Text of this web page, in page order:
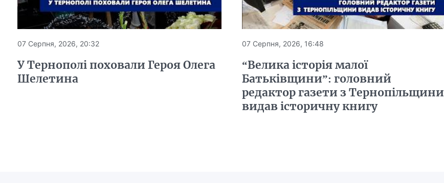
07 Серпня, 2026, 20:32
У Тернополі поховали Героя Олега
Шелетина
07 Серпня, 2026, 16:48
“Велика історія малої
Батьківщини”: головний
редактор газети з Тернопільщини
видав історичну книгу